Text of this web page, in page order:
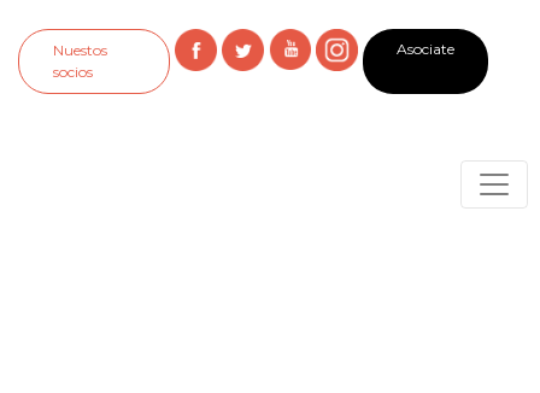
Nuestos
socios
Asociate